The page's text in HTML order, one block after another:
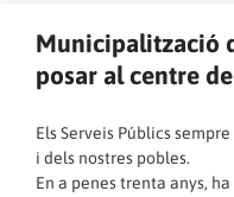
Municipalització
posar al centre
Els Serveis Públics
i dels nostres pobles.
En a penes trenta anys,